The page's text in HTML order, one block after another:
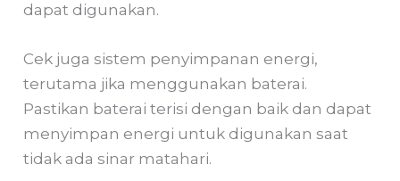
dapat digunakan.
Cek juga sistem penyimpanan energi,
terutama jika menggunakan baterai.
Pastikan baterai terisi dengan baik dan dapat
menyimpan energi untuk digunakan saat
tidak ada sinar matahari.